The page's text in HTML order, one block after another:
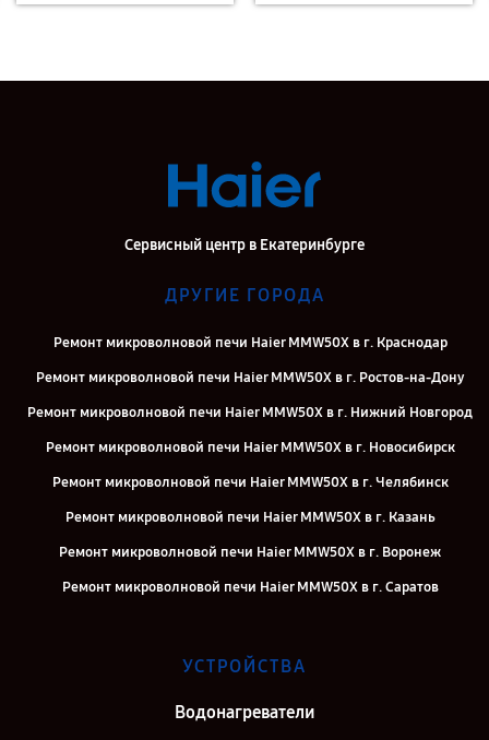
Сервисный центр в Екатеринбурге
ДРУГИЕ ГОРОДА
Ремонт микроволновой печи Haier MMW50X в г. Краснодар
Ремонт микроволновой печи Haier MMW50X в г. Ростов-на-Дону
Ремонт микроволновой печи Haier MMW50X в г. Нижний Новгород
Ремонт микроволновой печи Haier MMW50X в г. Новосибирск
Ремонт микроволновой печи Haier MMW50X в г. Челябинск
Ремонт микроволновой печи Haier MMW50X в г. Казань
Ремонт микроволновой печи Haier MMW50X в г. Воронеж
Ремонт микроволновой печи Haier MMW50X в г. Саратов
Ремонт микроволновой печи Haier MMW50X в г. Киров
УСТРОЙСТВА
Водонагреватели